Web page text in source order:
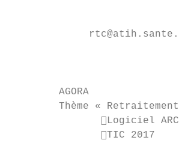
AGORA
Thème « Retraitement
Logiciel
               TIC 2017